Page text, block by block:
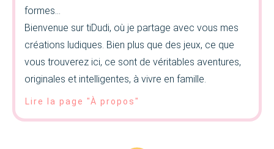
formes…
Bienvenue sur tiDudi, où je partage avec vous mes
créations ludiques. Bien plus que des jeux, ce que
vous trouverez ici, ce sont de véritables aventures,
originales et intelligentes, à vivre en famille.
Lire la page "À propos"